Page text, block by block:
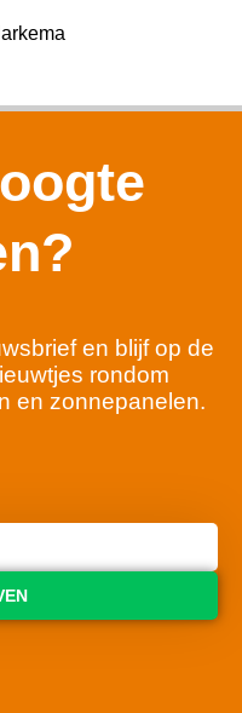
en blijf op de
rondom
en zonnepanelen.